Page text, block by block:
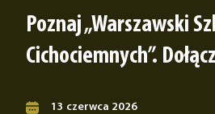
Poznaj „Warszawski
Cichociemnych”.
13 czerwca 2026